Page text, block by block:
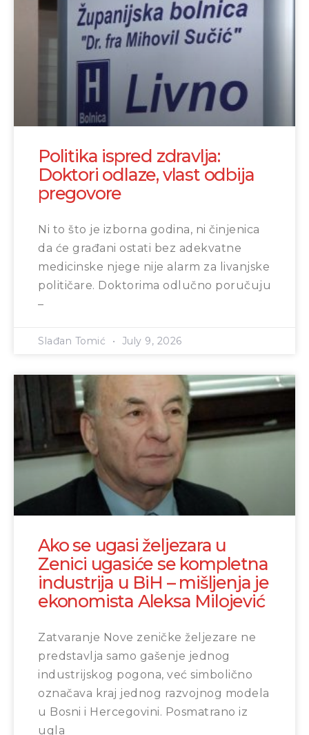
Politika ispred zdravlja:
Doktori odlaze, vlast odbija
pregovore
Ni to što je izborna godina, ni činjenica
da će građani ostati bez adekvatne
medicinske njege nije alarm za livanjske
političare. Doktorima odlučno poručuju
–
Slađan Tomić July 9, 2026
Ako se ugasi željezara u
Zenici ugasiće se kompletna
industrija u BiH – mišljenja je
ekonomista Aleksa Milojević
Zatvaranje Nove zeničke željezare ne
predstavlja samo gašenje jednog
industrijskog pogona, već simbolično
označava kraj jednog razvojnog modela
u Bosni i Hercegovini. Posmatrano iz
ugla